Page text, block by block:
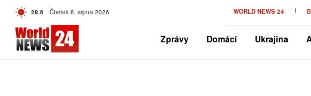
28.6 C Czech
Čtvrtek 6. srpna 2026 WORLD NEWS 24
Zprávy Domácí Ukrajina